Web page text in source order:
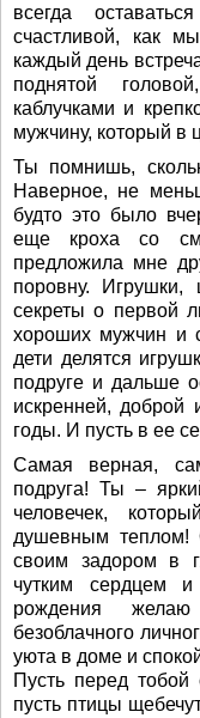
всегда
счастливой, как
каждый день
поднятой
каблучками и
мужчину, который в
Ты помнишь,
Наверное, не
будто это было
еще кроха со
предложила мне
поровну.
секреты о первой
хороших мужчин и
дети делятся
подруге и дальше
искренней, доброй
годы. И пусть в ее
Самая верная,
подруга! Ты –
человечек,
душевным теплом!
своим задором в
чутким сердцем
рождения
безоблачного
уюта в доме и
Пусть перед тобой
пусть птицы